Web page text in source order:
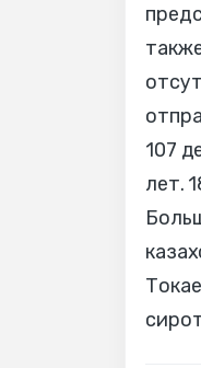
107
лет.